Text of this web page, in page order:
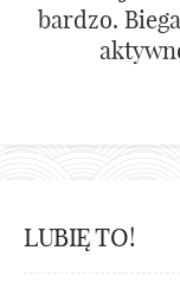
bardzo.
LUBIĘ TO!